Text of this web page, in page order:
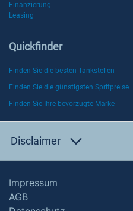
Finanzierung
Leasing
Quickfinder
Finden Sie die besten Tankstellen
Finden Sie die günstigsten Spritpreise
Finden Sie Ihre bevorzugte Marke
Disclaimer
Impressum
AGB